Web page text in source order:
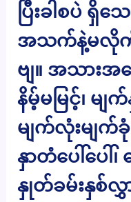
ပြီးခါစပဲ ရှိ
အသက်နဲ့မလိုက်
ဗျ။ အသား
နိမ့်မမြင့်၊
မျက်လုံးမျက်ခုံ
နှာတံပေါ်ပေ
နှုတ်ခမ်းနှစ်လွှာ